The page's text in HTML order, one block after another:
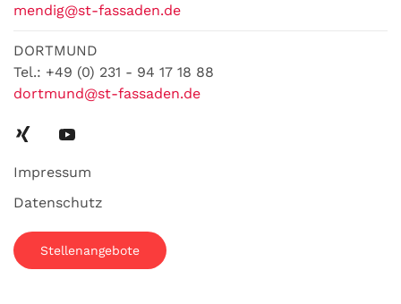
mendig@st-fassaden.de
DORTMUND
Tel.: +49 (0) 231 - 94 17 18 88
dortmund@st-fassaden.de
Impressum
Datenschutz
Stellenangebote